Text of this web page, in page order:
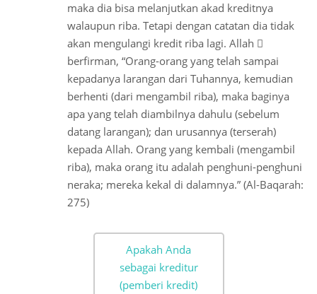
maka dia bisa melanjutkan akad kreditnya
walaupun riba. Tetapi dengan catatan dia tidak
akan mengulangi kredit riba lagi. Allah 
berfirman, “Orang-orang yang telah sampai
kepadanya larangan dari Tuhannya, kemudian
berhenti (dari mengambil riba), maka baginya
apa yang telah diambilnya dahulu (sebelum
datang larangan); dan urusannya (terserah)
kepada Allah. Orang yang kembali (mengambil
riba), maka orang itu adalah penghuni-penghuni
neraka; mereka kekal di dalamnya.” (Al-Baqarah:
275)
Apakah Anda
sebagai kreditur
(pemberi kredit)